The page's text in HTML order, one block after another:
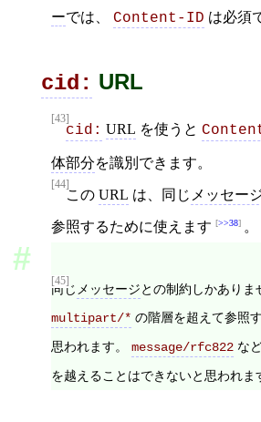
ーでは、 Content-ID は必須
cid: URL
[43]
cid: URL を使うと
体部分を識別できます。
[44]
この URL は、同じ メッセー
参照するために使えます >>38 。
[45]
同じ メッセージとの制約しかありま
multipart/* の階層を超えて参照
思われます。 message/rfc822 な
を越えることはできないと思われま